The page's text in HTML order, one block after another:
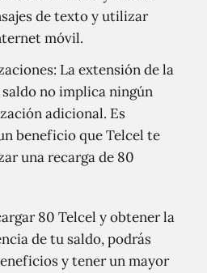
de texto y utilizar
móvil.
La extensión de la
no implica ningún
adicional. Es
beneficio que Telcel te
una recarga de 80
80 Telcel y obtener la
de tu saldo, podrás
y tener un mayor